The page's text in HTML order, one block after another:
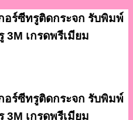
อร์ซีทรูติดกระจก รับพิมพ์
3M เกรดพรีเมียม
อร์ซีทรูติดกระจก รับพิมพ์
3M เกรดพรีเมียม